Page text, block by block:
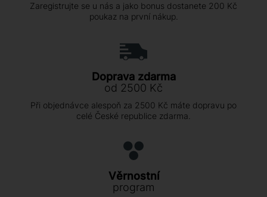
Zaregistrujte se u nás a jako bonus dostanete 200 Kč
poukaz na první nákup.
Doprava zdarma
od 2500 Kč
Při objednávce alespoň za 2500 Kč máte dopravu po
celé České republice zdarma.
Věrnostní
program